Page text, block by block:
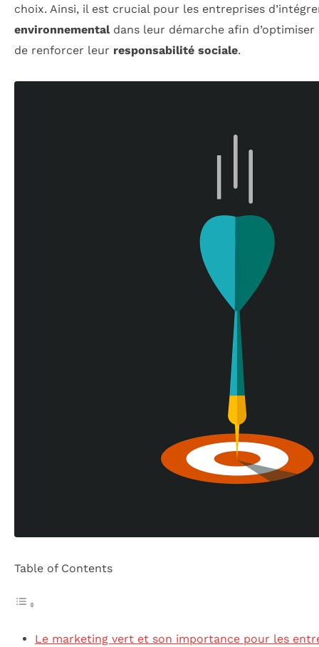
choix. Ainsi, il est crucial pour les entreprises
environnementaldans leur démarche afin
de renforcer leur responsabilité sociale.
Table of Contents
Le marketing vert et son importance pour les